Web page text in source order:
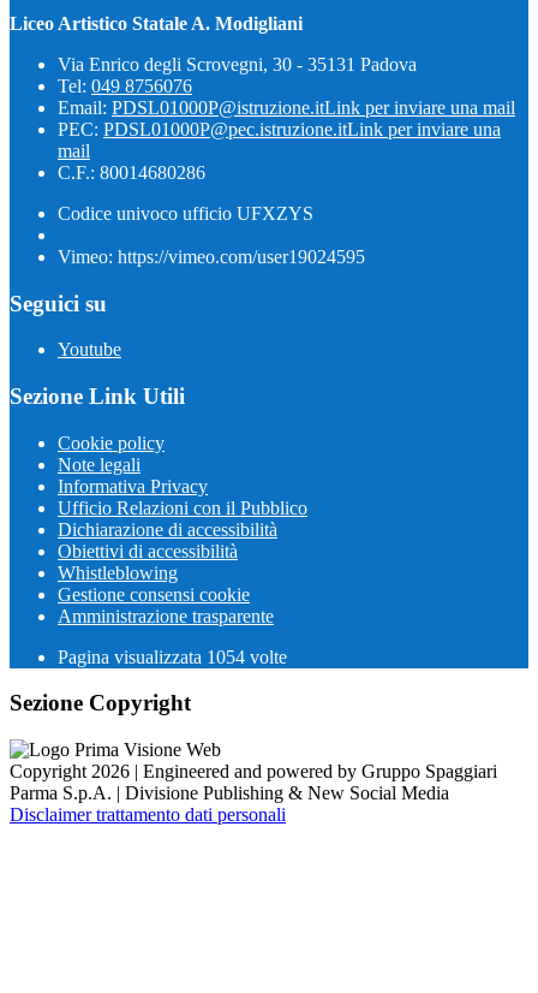
Liceo Artistico Statale A. Modigliani
Via Enrico degli Scrovegni, 30 - 35131 Padova
Tel: 049 8756076
Email: PDSL01000P@istruzione.itLink per inviare una mail
PEC: PDSL01000P@pec.istruzione.itLink per inviare una
mail
C.F.: 80014680286
Codice univoco ufficio UFXZYS
Vimeo: https://vimeo.com/user19024595
Seguici su
Youtube
Sezione Link Utili
Cookie policy
Note legali
Informativa Privacy
Ufficio Relazioni con il Pubblico
Dichiarazione di accessibilità
Obiettivi di accessibilità
Whistleblowing
Gestione consensi cookie
Amministrazione trasparente
Pagina visualizzata 1054 volte
Sezione Copyright
Copyright 2026 | Engineered and powered by Gruppo Spaggiari
Parma S.p.A. | Divisione Publishing & New Social Media
Disclaimer trattamento dati personali